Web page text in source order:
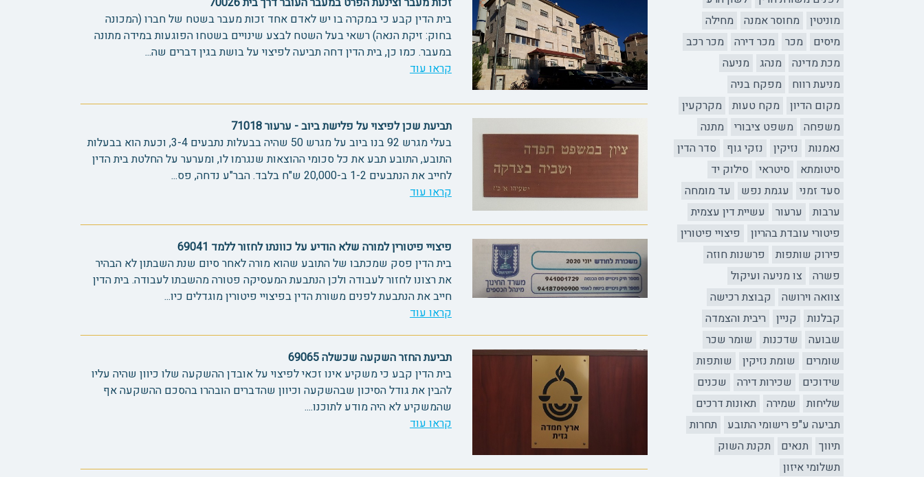
מוניטין
מחוסר אמנה
מחילה
מיסים
מכר מכר דירה
מכר רכב
מכת מדינה
מנהג
מניעה
מניעת רווח
מפקח בניה
מקום הדיון
מקח טעות
מקרקעין
משפחה
משפט ציבורי
מתנה
נאמנות
נזיקין נזקי גוף
סדר הדין
סיטומתא
סיטראי
סילוק יד
סעד זמני
עגמת נפש
עד מומחה
ערבות
ערעור
עשיית דין עצמית
פיטורי עובדת בהריון
פיצויי פיטורין
פירוק שותפות
פרשנות חוזה
פשרה
צו מניעה ועיקול
צוואה וירושה
קבוצת רכישה
קבלנות
קניין
ריבית והצמדה
שבועה
שדכנות
שומר שכר
שומרים
שומת נזיקין
שותפות
שידוכים
שכירות דירה
שכנים
שליחות
שמירה
תאונות דרכים
תביעה ע"פ רישומי התובע
תחרות
תיווך
תנאים
תקנת השוק
תשלומי איזון
בית הדין קבע כי במקרה בו יש לאדם אחד זכות מעבר בשטח של חברו (המכונה
בחוק: זיקת הנאה) רשאי בעל השטח לבצע שינויים בשטחו הפוגעות במידה מתונה
במעבר. כמו כן, בית הדין דחה תביעה לפיצוי על בושת בגין דברים שה...
קראו עוד
תביעת שכן לפיצוי על פלישת ביוב - ערעור 71018
בעלי מגרש 92 בנו ביוב על מגרש 50 שהיה בבעלות נתבעים 3-4, וכעת הוא בבעלות
התובע, התובע תבע את כל סכומי ההוצאות שנגרמו לו, ומערער על החלטת בית הדין
לחייב את הנתבעים 1-2 ב-20,000 ש"ח בלבד. הבר"ע נדחה, פס...
קראו עוד
פיצויי פיטורין למורה שלא הודיע על כוונתו לחזור ללמד 69041
בית הדין פסק שמכתבו של התובע שהוא מורה לאחר סיום שנת השבתון לא הבהיר
את רצונו לחזור לעבודה ולכן הנתבעת המעסיקה פטורה מהשבתו לעבודה. בית הדין
חייב את הנתבעת לפנים משורת הדין בפיצויי פיטורין מוגדלים כיו...
קראו עוד
תביעת החזר השקעה שכשלה 69065
בית הדין קבע כי משקיע אינו זכאי לפיצוי על אובדן ההשקעה שלו כיוון שהיה עליו
להבין את גודל הסיכון שבהשקעה וכיוון שהדברים הובהרו בהסכם ההשקעה אף
שהמשקיע לא היה מודע לתוכנו....
קראו עוד